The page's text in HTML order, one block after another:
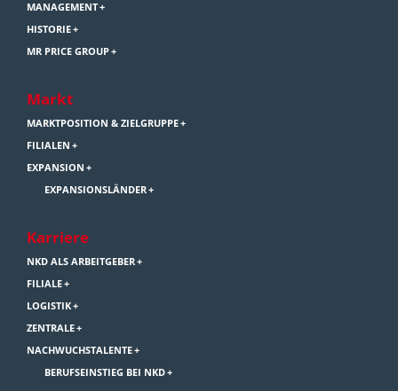
MANAGEMENT
HISTORIE
MR PRICE GROUP
Markt
MARKTPOSITION & ZIELGRUPPE
FILIALEN
EXPANSION
EXPANSIONSLÄNDER
Karriere
NKD ALS ARBEITGEBER
FILIALE
LOGISTIK
ZENTRALE
NACHWUCHSTALENTE
BERUFSEINSTIEG BEI NKD